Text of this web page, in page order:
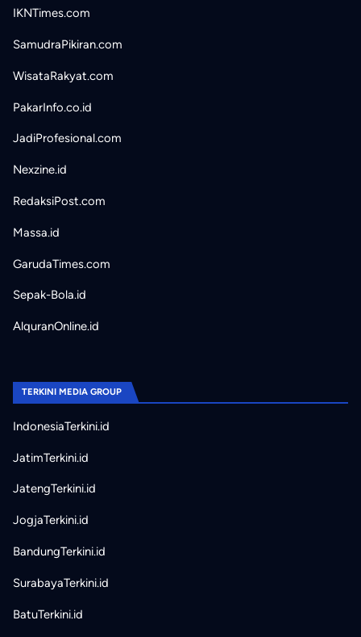
IKNTimes.com
SamudraPikiran.com
WisataRakyat.com
PakarInfo.co.id
JadiProfesional.com
Nexzine.id
RedaksiPost.com
Massa.id
GarudaTimes.com
Sepak-Bola.id
AlquranOnline.id
TERKINI MEDIA GROUP
IndonesiaTerkini.id
JatimTerkini.id
JatengTerkini.id
JogjaTerkini.id
BandungTerkini.id
SurabayaTerkini.id
BatuTerkini.id